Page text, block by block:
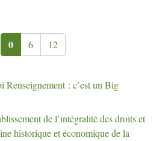
0 6
12
Renseignement : c’est un Big
de l’intégralité des droits et
historique et économique de la